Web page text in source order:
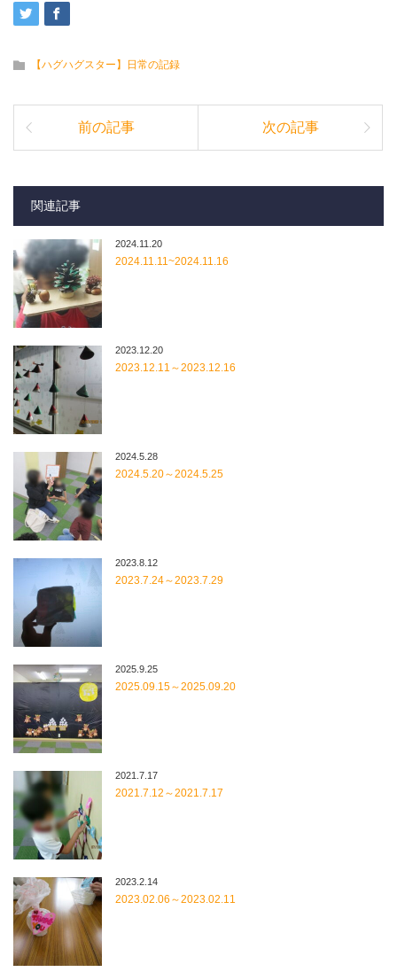
【ハグハグスター】日常の記録
前の記事 次の記事
関連記事
2024.11.20
2024.11.11~2024.11.16
2023.12.20
2023.12.11～2023.12.16
2024.5.28
2024.5.20～2024.5.25
2023.8.12
2023.7.24～2023.7.29
2025.9.25
2025.09.15～2025.09.20
2021.7.17
2021.7.12～2021.7.17
2023.2.14
2023.02.06～2023.02.11